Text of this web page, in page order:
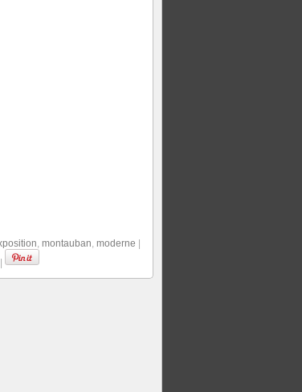
, montauban, moderne